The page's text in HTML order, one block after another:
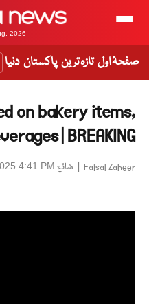
2026
صفحۂ اول تازہ ترین پاکستان دنیا
on bakery items,
| BREAKING
Faisal Zaheer
| شائع 4:41 PM